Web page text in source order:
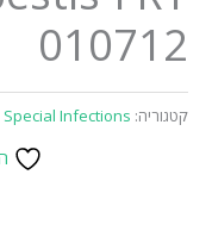
010712
קטגוריה: Special Infections